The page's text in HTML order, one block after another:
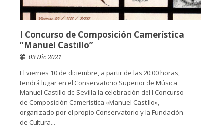
I Concurso de Composición Camerística
“Manuel Castillo”
09 Dic 2021
El viernes 10 de diciembre, a partir de las 20:00 horas,
tendrá lugar en el Conservatorio Superior de Música
Manuel Castillo de Sevilla la celebración del I Concurso
de Composición Camerística «Manuel Castillo»,
organizado por el propio Conservatorio y la Fundación
de Cultura...